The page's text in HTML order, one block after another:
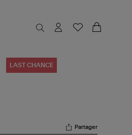
LAST CHANCE
Partager